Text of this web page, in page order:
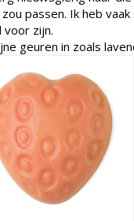
passen. Ik heb
voor zijn.
geuren in zoals